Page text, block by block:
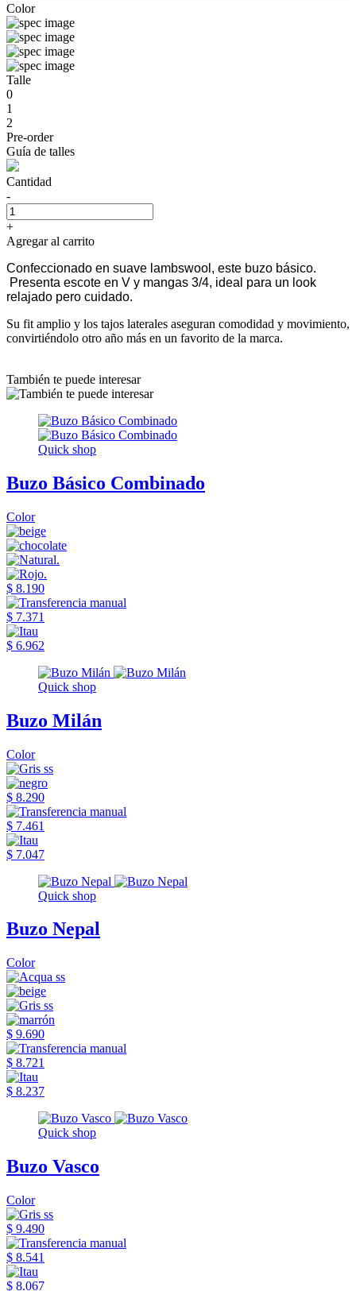
Color
Talle
0
1
2
Pre-order
Guía de talles
Cantidad
-
+
Agregar al carrito
Confeccionado en suave lambswool, este buzo básico.
Presenta escote en V y mangas 3/4, ideal para un look
relajado pero cuidado.
Su fit amplio y los tajos laterales aseguran comodidad y movimiento,
convirtiéndolo otro año más en un favorito de la marca.
También te puede interesar
Quick shop
Buzo Básico Combinado
Color
$ 8.190
$ 7.371
$ 6.962
Quick shop
Buzo Milán
Color
$ 8.290
$ 7.461
$ 7.047
Quick shop
Buzo Nepal
Color
$ 9.690
$ 8.721
$ 8.237
Quick shop
Buzo Vasco
Color
$ 9.490
$ 8.541
$ 8.067